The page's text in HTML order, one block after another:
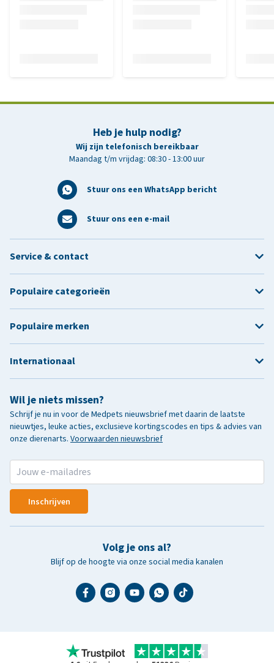
Heb je hulp nodig?
Wij zijn telefonisch bereikbaar
Maandag t/m vrijdag: 08:30 - 13:00 uur
Stuur ons een WhatsApp bericht
Stuur ons een e-mail
Wil je niets missen?
Schrijf je nu in voor de Medpets nieuwsbrief met daarin de laatste
nieuwtjes, leuke acties, exclusieve kortingscodes en tips & advies van
onze dierenarts. Voorwaarden nieuwsbrief
Inschrijven
Volg je ons al?
Blijf op de hoogte via onze social media kanalen
Service & contact
Populaire categorieën
Populaire merken
Internationaal